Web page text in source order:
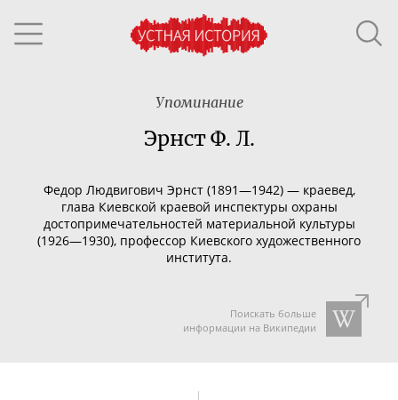
Упоминание
Эрнст Ф. Л.
Федор Людвигович Эрнст (1891—1942) — краевед,
глава Киевской краевой инспектуры охраны
достопримечательностей материальной культуры
(1926—1930), профессор Киевского художественного
института.
Поискать больше
информации на Википедии